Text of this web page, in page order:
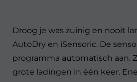
Droog je was zuinig en nooit
AutoDry en iSensoric. De
programma automatisch aan.
grote ladingen in één keer.